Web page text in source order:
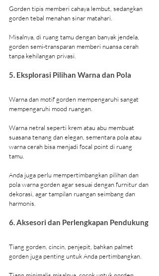
Gorden tipis memberi cahaya lembut, sedangkan
gorden tebal menahan sinar matahari.
Misalnya, di ruang tamu dengan banyak jendela,
gorden semi-transparan memberi nuansa cerah
tanpa kehilangan privasi.
5. Eksplorasi Pilihan Warna dan Pola
Warna dan motif gorden mempengaruhi sangat
mempengaruhi mood ruangan.
Warna netral seperti krem atau abu membuat
suasana tenang dan elegan, sementara pola atau
warna cerah bisa menjadi focal point di ruang
tamu.
Anda juga perlu mempertimbangkan pilihan dan
pola warna gorden agar sesuai dengan furnitur dan
dekorasi, agar tampilan ruangan seimbang dan
harmonis.
6. Aksesori dan Perlengkapan Pendukung
Tiang gorden, cincin, penjepit, bahkan palmet
gorden juga penting untuk Anda pertimbangkan.